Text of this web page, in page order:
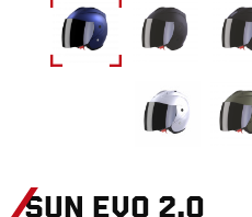
SUN EVO 2.0